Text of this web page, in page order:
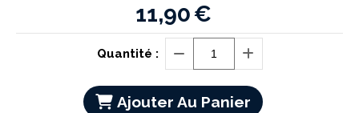
11,90€
Quantité :
Ajouter Au Panier